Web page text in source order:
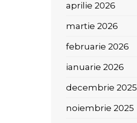
aprilie 2026
martie 2026
februarie 2026
ianuarie 2026
decembrie 2025
noiembrie 2025